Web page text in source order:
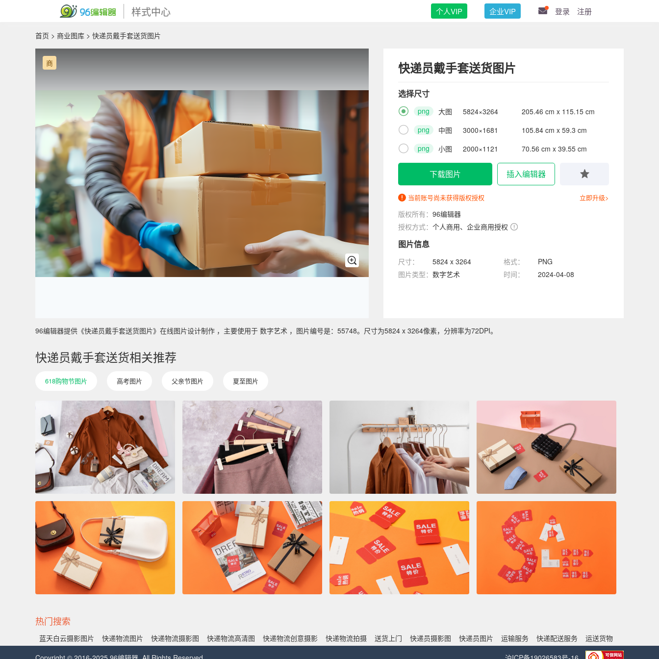
样式中心 个人VIP 企业VIP 登录 注册
首页 > 商业图库 > 快递员戴手套送货图片
商 快递员戴手套送货图片
选择尺寸
 png 大图 5824×3264 205.46 cm x 115.15 cm
 png 中图 3000×1681 105.84 cm x 59.3 cm
 png 小图 2000×1121 70.56 cm x 39.55 cm
下载图片 插入编辑器
当前账号尚未获得版权授权 立即升级>
版权所有： 96编辑器
授权方式： 个人商用、企业商用授权
图片信息
尺寸： 5824 x 3264 格式：
PNG
图片类型： 数字艺术 时间： 2024-04-08
96编辑器提供《快递员戴手套送货图片》在线图片设计制作 ，主要使用于 数字艺术 ，图片编号是：55748。尺寸为5824 x 3264像素，分辨率为72DPI。
快递员戴手套送货相关推荐
618购物节图片 高考图片 父亲节图片 夏至图片
热门搜索
蓝天白云摄影图片 快递物流图片 快递物流摄影图 快递物流高清图 快递物流创意摄影 快递物流拍摄 送货上门 快递员摄影图 快递员图片 运输服务 快递配送服务
运送货物